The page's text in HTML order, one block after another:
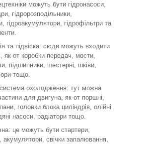
можуть бути гідронасоси,
гідророзподільники,
гідроакумулятори, гідрофільтри та
та підвіска: сюди можуть входити
як-от коробки передач, мости,
підшипники, шестерні, шківи,
тощо.
охолодження: тут можна
для двигуна, як-от поршні,
головки блока циліндрів, олійні
насоси, радіатори тощо.
це можуть бути стартери,
акумулятори, свічки запалювання,